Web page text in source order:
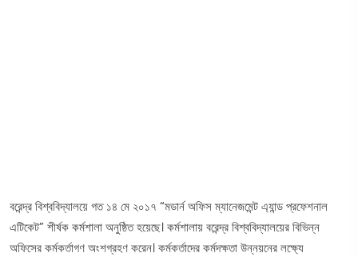
বরেন্দ্র বিশ্ববিদ্যালয়ে গত ১৪ মে ২০১৭ “মডার্ন অফিস ম্যানেজমেন্ট এ্যান্ড প্রফেশনাল
এটিকেট” শীর্ষক কর্মশালা অনুষ্ঠিত হয়েছে। কর্মশালায় বরেন্দ্র বিশ্ববিদ্যালয়ের বিভিন্ন
অফিসের কর্মকর্তাগণ অংশগ্রহণ করেন। কর্মকর্তাদের কর্মদক্ষতা উন্নয়নের লক্ষ্যে